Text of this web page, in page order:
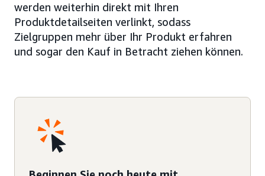
werden weiterhin direkt mit Ihren
Produktdetailseiten verlinkt, sodass
Zielgruppen mehr über Ihr Produkt erfahren
und sogar den Kauf in Betracht ziehen können.